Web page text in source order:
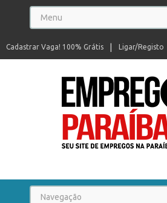
Ligar/Registo
Cadastrar Vaga! 100% Grátis